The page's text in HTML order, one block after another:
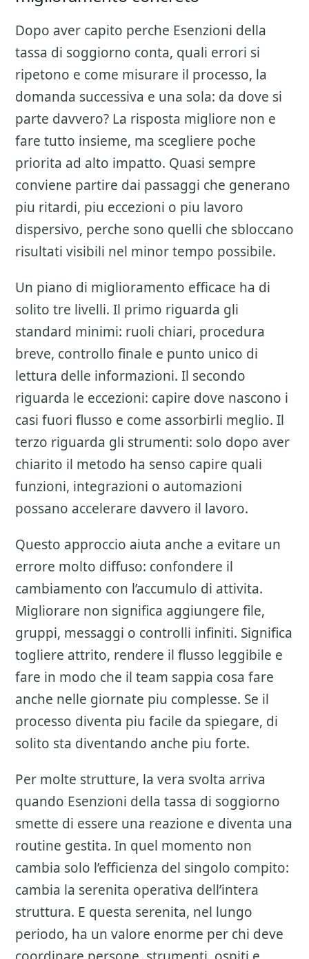
Dopo aver capito perche Esenzioni della
tassa di soggiorno conta, quali errori si
ripetono e come misurare il processo, la
domanda successiva e una sola: da dove si
parte davvero? La risposta migliore non e
fare tutto insieme, ma scegliere poche
priorita ad alto impatto. Quasi sempre
conviene partire dai passaggi che generano
piu ritardi, piu eccezioni o piu lavoro
dispersivo, perche sono quelli che sbloccano
risultati visibili nel minor tempo possibile.
Un piano di miglioramento efficace ha di
solito tre livelli. Il primo riguarda gli
standard minimi: ruoli chiari, procedura
breve, controllo finale e punto unico di
lettura delle informazioni. Il secondo
riguarda le eccezioni: capire dove nascono i
casi fuori flusso e come assorbirli meglio. Il
terzo riguarda gli strumenti: solo dopo aver
chiarito il metodo ha senso capire quali
funzioni, integrazioni o automazioni
possano accelerare davvero il lavoro.
Questo approccio aiuta anche a evitare un
errore molto diffuso: confondere il
cambiamento con l’accumulo di attivita.
Migliorare non significa aggiungere file,
gruppi, messaggi o controlli infiniti. Significa
togliere attrito, rendere il flusso leggibile e
fare in modo che il team sappia cosa fare
anche nelle giornate piu complesse. Se il
processo diventa piu facile da spiegare, di
solito sta diventando anche piu forte.
Per molte strutture, la vera svolta arriva
quando Esenzioni della tassa di soggiorno
smette di essere una reazione e diventa una
routine gestita. In quel momento non
cambia solo l’efficienza del singolo compito:
cambia la serenita operativa dell’intera
struttura. E questa serenita, nel lungo
periodo, ha un valore enorme per chi deve